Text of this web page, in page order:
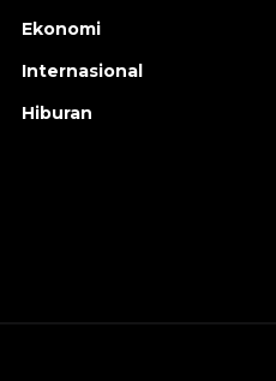
Ekonomi
Internasional
Hiburan